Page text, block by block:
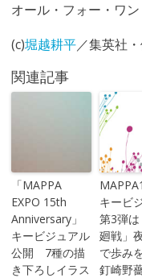
オール・フォー・ワ
(c)堀越耕平／集英社
関連記事
「MAPPA
EXPO 15th
Anniversary」
キービジュアル
公開 7種の描
き下ろしイラス
キービ
第3弾
廻戦」
で歩み
釘崎野